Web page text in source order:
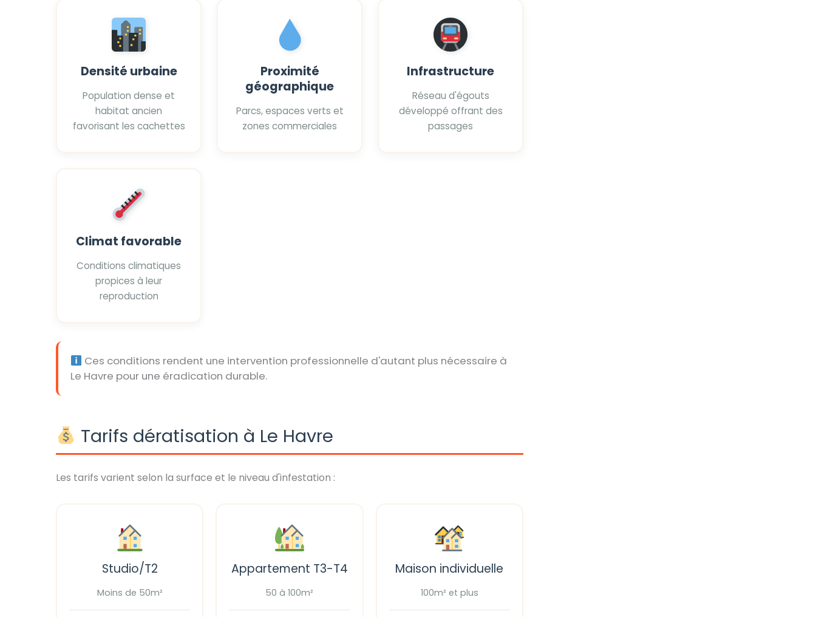
Densité urbaine
Population dense et
habitat ancien
favorisant les cachettes
Proximité
géographique
Parcs, espaces verts et
zones commerciales
Infrastructure
Réseau d'égouts
développé offrant des
passages
Climat favorable
Conditions climatiques
propices à leur
reproduction
Ces conditions rendent une intervention professionnelle d'autant plus nécessaire à
Le Havre pour une éradication durable.
Tarifs dératisation à Le Havre
Les tarifs varient selon la surface et le niveau d'infestation :
Studio/T2
Moins de 50m²
Appartement T3-T4
50 à 100m²
Maison individuelle
100m² et plus